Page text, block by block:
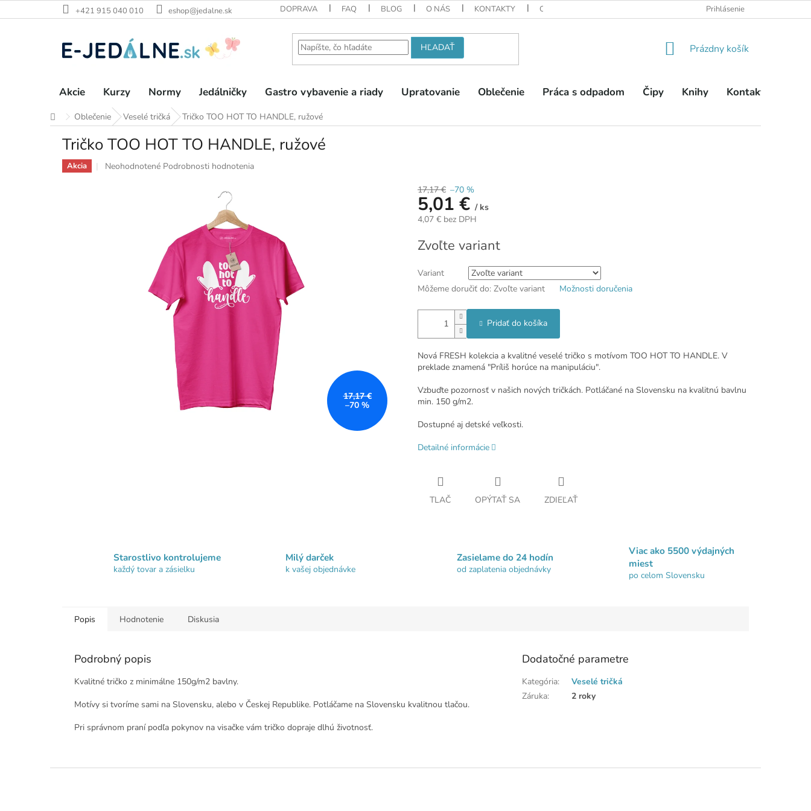
na
+421 915 040 010 eshop@jedalne.sk DOPRAVA FAQ BLOG O NÁS KONTAKTY OBCHODNÉ PODMIENKY PODMIENKY OCHRANY OSOBNÝCH
Prihlásenie
HĽADAŤ
NÁKUPNÝ
Prázdny košík
Akcie Kurzy Normy Jedálničky Gastro vybavenie a riady Upratovanie Oblečenie Práca s odpadom Čipy Knihy Kontakty
DomovOblečenie Veselé tričká Tričko TOO HOT TO HANDLE, ružové
Tričko TOO HOT TO HANDLE, ružové
Akcia
Priemerné
Neohodnotené Podrobnosti hodnotenia
17,17 €
–70 %
17,17 € –70 %
5,01 € / ks
4,07 € bez DPH
cena:
Zvoľte variant
Variant
Môžeme doručiť do: Zvoľte variant Možnosti doručenia
Pridať do košíka
Nová FRESH kolekcia a kvalitné veselé tričko s motívom TOO HOT TO HANDLE. V
preklade znamená "Príliš horúce na manipuláciu".
Vzbuďte pozornosť v našich nových tričkách. Potláčané na Slovensku na kvalitnú bavlnu
min. 150 g/m2.
Dostupné aj detské veľkosti.
Detailné informácie
TLAČ OPÝTAŤ SA ZDIEĽAŤ
Starostlivo kontrolujeme
každý tovar a zásielku
Milý darček
k vašej objednávke
Zasielame do 24 hodín
od zaplatenia objednávky
Viac ako 5500 výdajných
miest
po celom Slovensku
Popis Hodnotenie Diskusia
Podrobný popis
Kvalitné tričko z minimálne 150g/m2 bavlny.
Motívy si tvoríme sami na Slovensku, alebo v Českej Republike. Potláčame na Slovensku kvalitnou tlačou.
Pri správnom praní podľa pokynov na visačke vám tričko dopraje dlhú životnosť.
Dodatočné parametre
Kategória:
Veselé tričká
Záruka: 2 roky